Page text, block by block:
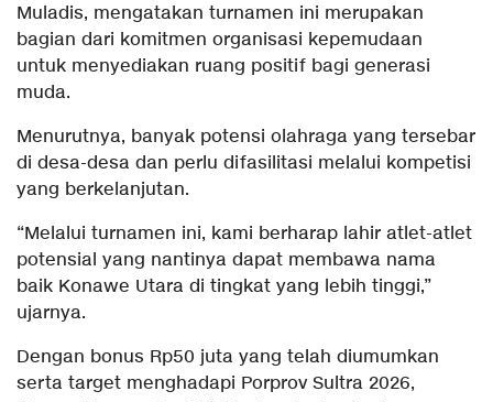
Muladis, mengatakan turnamen ini merupakan
bagian dari komitmen organisasi kepemudaan
untuk menyediakan ruang positif bagi generasi
muda.
Menurutnya, banyak potensi olahraga yang tersebar
di desa-desa dan perlu difasilitasi melalui kompetisi
yang berkelanjutan.
“Melalui turnamen ini, kami berharap lahir atlet-atlet
potensial yang nantinya dapat membawa nama
baik Konawe Utara di tingkat yang lebih tinggi,”
ujarnya.
Dengan bonus Rp50 juta yang telah diumumkan
serta target menghadapi Porprov Sultra 2026,